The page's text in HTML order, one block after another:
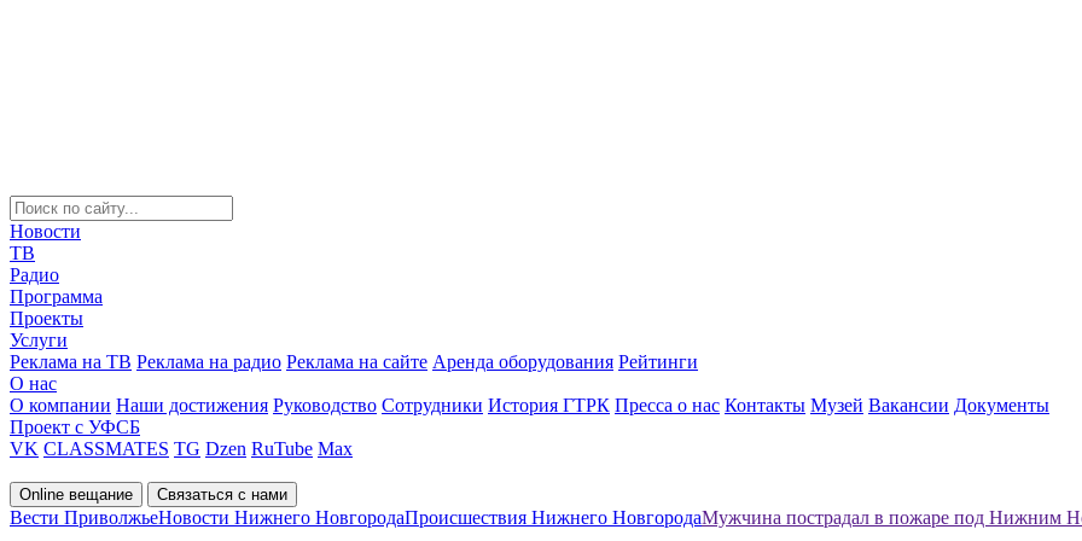
Новости
ТВ
Радио
Программа
Проекты
Услуги
Реклама на ТВ Реклама на радио Реклама на сайте Аренда оборудования Рейтинги
О нас
О компании Наши достижения Руководство Сотрудники История ГТРК Пресса о нас Контакты Музей Вакансии Документы
Проект с УФСБ
VK CLASSMATES TG Dzen RuTube Max
Online вещание Связаться с нами
Вести ПриволжьеНовости Нижнего НовгородаПроисшествия Нижнего НовгородаМужчина пострадал в пожаре под Нижним